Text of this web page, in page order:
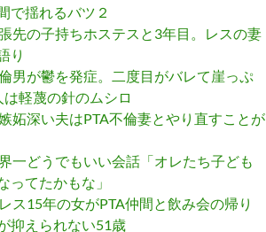
で揺れるバツ２
先の子持ちホステスと3年目。レスの妻
り
男が鬱を発症。二度目がバレて崖っぷ
軽蔑の針のムシロ
妬深い夫はPTA不倫妻とやり直すことが
一どうでもいい会話「オレたち子ども
ってたかもな」
レス15年の女がPTA仲間と飲み会の帰り
抑えられない51歳